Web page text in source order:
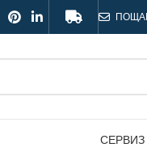
ПОЩА
СЕРВИЗ